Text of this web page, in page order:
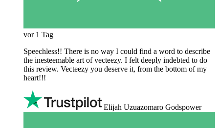
vor 1 Tag
Speechless!! There is no way I could find a word to describe
the inesteemable art of vecteezy. I felt deeply indebted to do
this review. Vecteezy you deserve it, from the bottom of my
heart!!!
Elijah Uzuazomaro Godspower